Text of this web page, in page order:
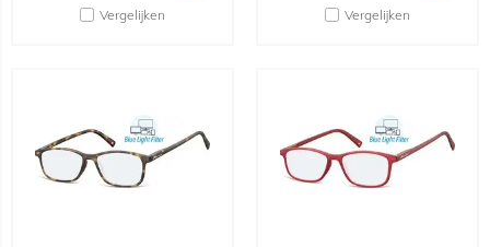
Vergelijken Vergelijken